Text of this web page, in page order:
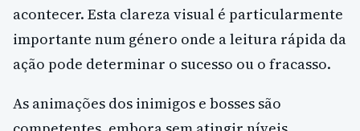
acontecer. Esta clareza visual é particularmente
importante num género onde a leitura rápida da
ação pode determinar o sucesso ou o fracasso.
As animações dos inimigos e bosses são